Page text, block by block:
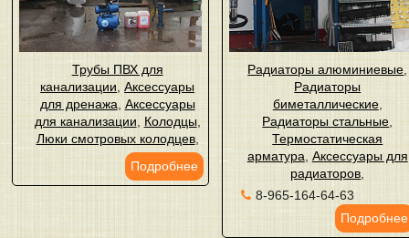
Трубы ПВХ для
канализации ,Аксессуары
для дренажа Аксессуары
для канализации
Колодцы,
Люки смотровых колодцев,
Подробнее
Радиаторы алюминиевые
Радиаторы
биметаллические,
Радиаторы стальные
Термостатическая
арматура Аксессуары для
радиаторов
8-965-164-64-63
Подробнее